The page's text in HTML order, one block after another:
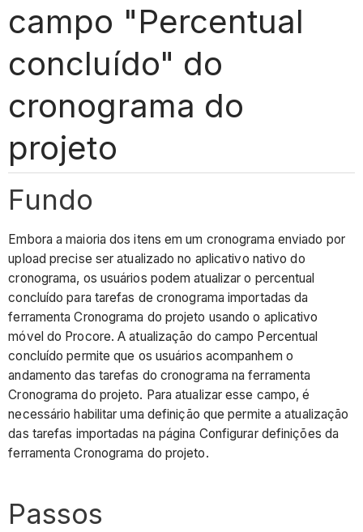
campo "Percentual
concluído" do
cronograma do
projeto
Fundo
Embora a maioria dos itens em um cronograma enviado por
upload precise ser atualizado no aplicativo nativo do
cronograma, os usuários podem atualizar o percentual
concluído para tarefas de cronograma importadas da
ferramenta Cronograma do projeto usando o aplicativo
móvel do Procore. A atualização do campo Percentual
concluído permite que os usuários acompanhem o
andamento das tarefas do cronograma na ferramenta
Cronograma do projeto. Para atualizar esse campo, é
necessário habilitar uma definição que permite a atualização
das tarefas importadas na página Configurar definições da
ferramenta Cronograma do projeto.
Passos